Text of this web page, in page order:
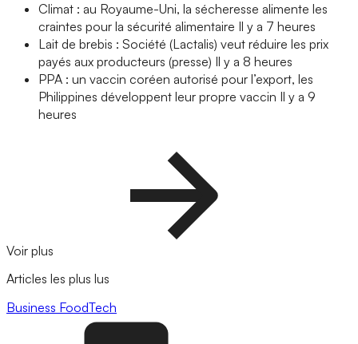
Climat : au Royaume-Uni, la sécheresse alimente les
craintes pour la sécurité alimentaire Il y a 7 heures
Lait de brebis : Société (Lactalis) veut réduire les prix
payés aux producteurs (presse) Il y a 8 heures
PPA : un vaccin coréen autorisé pour l’export, les
Philippines développent leur propre vaccin Il y a 9
heures
Voir plus
Articles les plus lus
Business FoodTech